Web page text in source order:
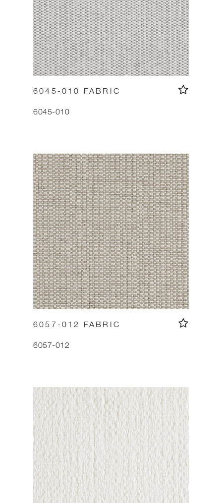
6045-010 FABRIC
6045-010
6057-012 FABRIC
6057-012